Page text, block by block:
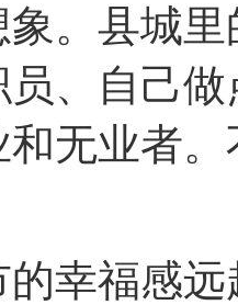
。县城
、自己
无业者
幸福感